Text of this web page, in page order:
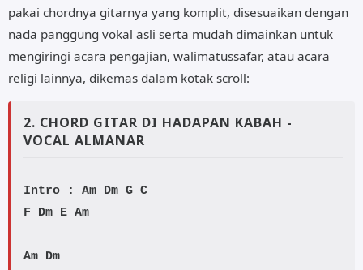
pakai chordnya gitarnya yang komplit, disesuaikan dengan
nada panggung vokal asli serta mudah dimainkan untuk
mengiringi acara pengajian, walimatussafar, atau acara
religi lainnya, dikemas dalam kotak scroll:
2. CHORD GITAR DI HADAPAN KABAH -
VOCAL ALMANAR
Intro : Am Dm G C
F Dm E Am
Am Dm